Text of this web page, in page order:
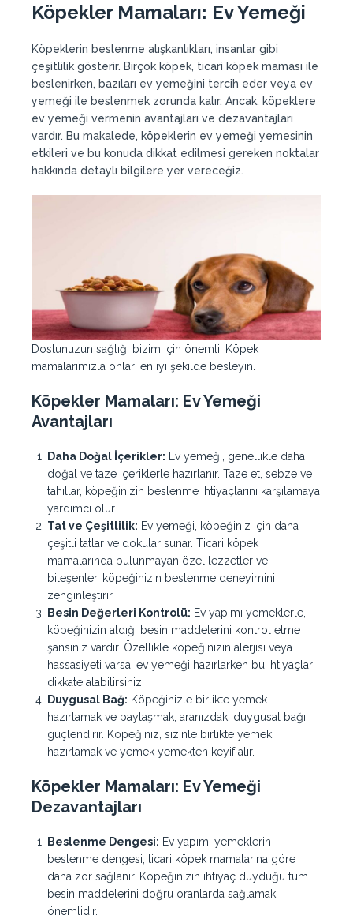
Köpekler Mamaları: Ev Yemeği
Köpeklerin beslenme alışkanlıkları, insanlar gibi
çeşitlilik gösterir. Birçok köpek, ticari köpek maması ile
beslenirken, bazıları ev yemeğini tercih eder veya ev
yemeği ile beslenmek zorunda kalır. Ancak, köpeklere
ev yemeği vermenin avantajları ve dezavantajları
vardır. Bu makalede, köpeklerin ev yemeği yemesinin
etkileri ve bu konuda dikkat edilmesi gereken noktalar
hakkında detaylı bilgilere yer vereceğiz.
Dostunuzun sağlığı bizim için önemli! Köpek
mamalarımızla onları en iyi şekilde besleyin.
Köpekler Mamaları: Ev Yemeği
Avantajları
Daha Doğal İçerikler: Ev yemeği, genellikle daha
doğal ve taze içeriklerle hazırlanır. Taze et, sebze ve
tahıllar, köpeğinizin beslenme ihtiyaçlarını karşılamaya
yardımcı olur.
Tat ve Çeşitlilik: Ev yemeği, köpeğiniz için daha
çeşitli tatlar ve dokular sunar. Ticari köpek
mamalarında bulunmayan özel lezzetler ve
bileşenler, köpeğinizin beslenme deneyimini
zenginleştirir.
Besin Değerleri Kontrolü: Ev yapımı yemeklerle,
köpeğinizin aldığı besin maddelerini kontrol etme
şansınız vardır. Özellikle köpeğinizin alerjisi veya
hassasiyeti varsa, ev yemeği hazırlarken bu ihtiyaçları
dikkate alabilirsiniz.
Duygusal Bağ: Köpeğinizle birlikte yemek
hazırlamak ve paylaşmak, aranızdaki duygusal bağı
güçlendirir. Köpeğiniz, sizinle birlikte yemek
hazırlamak ve yemek yemekten keyif alır.
Köpekler Mamaları: Ev Yemeği
Dezavantajları
Beslenme Dengesi: Ev yapımı yemeklerin
beslenme dengesi, ticari köpek mamalarına göre
daha zor sağlanır. Köpeğinizin ihtiyaç duyduğu tüm
besin maddelerini doğru oranlarda sağlamak
önemlidir.